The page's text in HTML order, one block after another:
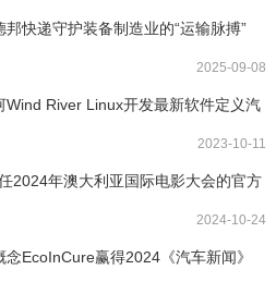
邦快递守护装备制造业的“运输脉搏”
2025-09-08
Wind River Linux开发最新软件定义汽
2023-10-11
2024年澳大利亚国际电影大会的官方
2024-10-24
EcoInCure赢得2024《汽车新闻》